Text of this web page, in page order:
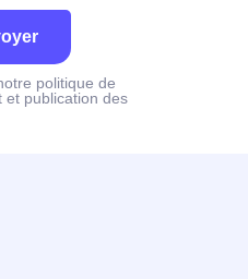
politique de
et publication des